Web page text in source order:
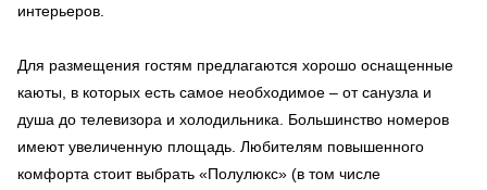
интерьеров.
Для размещения гостям предлагаются хорошо оснащенные
каюты, в которых есть самое необходимое – от санузла и
душа до телевизора и холодильника. Большинство номеров
имеют увеличенную площадь. Любителям повышенного
комфорта стоит выбрать «Полулюкс» (в том числе